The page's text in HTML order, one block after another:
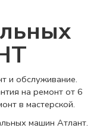
и обслуживание.
на ремонт от 6
в мастерской.
машин Атлант.